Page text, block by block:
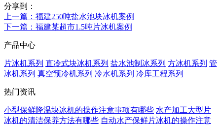
分享到：
上一篇 ：福建250吨盐水池块冰机案例
下一篇 ：福建某超市1.5吨片冰机案例
产品中心
片冰机系列 直冷式块冰机系列 盐水池制冰系列 方冰机系列 管
冰机系列 真空预冷机系列 冷水机系列 冷库工程系列
热门资讯
小型保鲜降温块冰机的操作注意事项有哪些 水产加工大型片
冰机的清洁保养方法有哪些 自动水产保鲜片冰机的操作注意